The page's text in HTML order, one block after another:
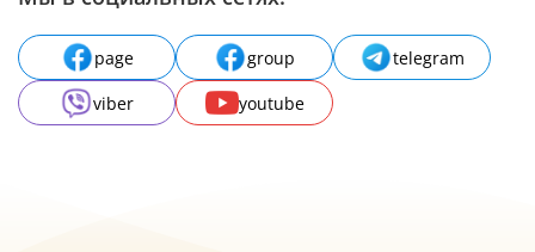
page group
telegram
viber
youtube